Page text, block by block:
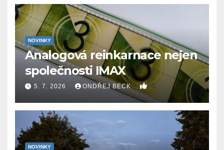
NOVINKY
Analogová reinkarnace nejen
společnosti IMAX
5. 7. 2026 ONDŘEJ BECK 0
NOVINKY